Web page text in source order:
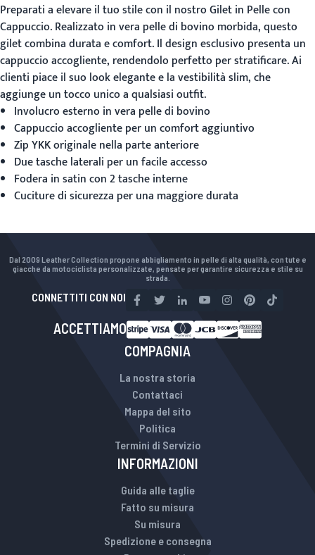
Preparati a elevare il tuo stile con il nostroGilet in Pelle con
Cappuccio. Realizzato in vera pelle di bovino morbida, questo
gilet combina durata e comfort. Il design esclusivo presenta un
cappuccio accogliente, rendendolo perfetto per stratificare. Ai
clienti piace il suo look elegante e la vestibilità slim, che
aggiunge un tocco unico a qualsiasi outfit.
Involucro esterno in vera pelle di bovino
Cappuccio accogliente per un comfort aggiuntivo
Zip YKK originale nella parte anteriore
Due tasche laterali per un facile accesso
Fodera in satin con 2 tasche interne
Cuciture di sicurezza per una maggiore durata
Dal 2009 Leather Collection propone abbigliamento in pelle di alta qualità, con tute e
giacche da motociclista personalizzate, pensate per garantire sicurezza e stile su
strada.
CONNETTITI CON NOI
ACCETTIAMO
COMPAGNIA
La nostra storia
Contattaci
Mappa del sito
Politica
Termini di Servizio
INFORMAZIONI
Guida alle taglie
Fatto su misura
Su misura
Spedizione e consegna